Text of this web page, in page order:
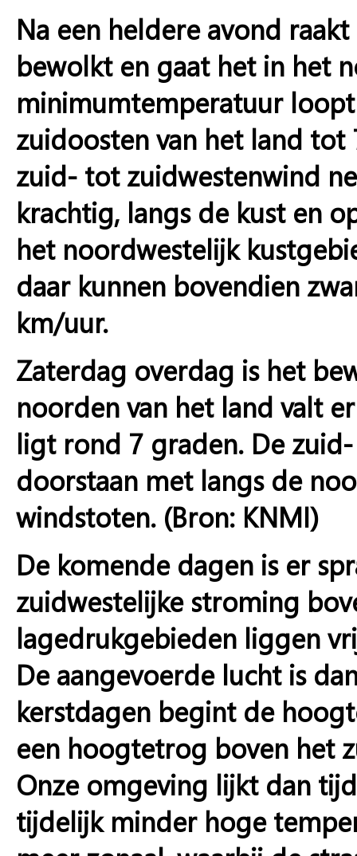
Na een heldere avond
bewolkt en gaat het in het
minimumtemperatuur
zuidoosten van het land
zuid- tot zuidwestenwind
krachtig, langs de kust en
het noordwestelijk
daar kunnen bovendien
km/uur.
Zaterdag overdag is het
noorden van het land valt
ligt rond 7 graden. De
doorstaan met langs de
windstoten. (Bron: KNMI)
De komende dagen is er
zuidwestelijke stroming
lagedrukgebieden liggen
De aangevoerde lucht is
kerstdagen begint de
een hoogtetrog boven het
Onze omgeving lijkt dan
tijdelijk minder hoge